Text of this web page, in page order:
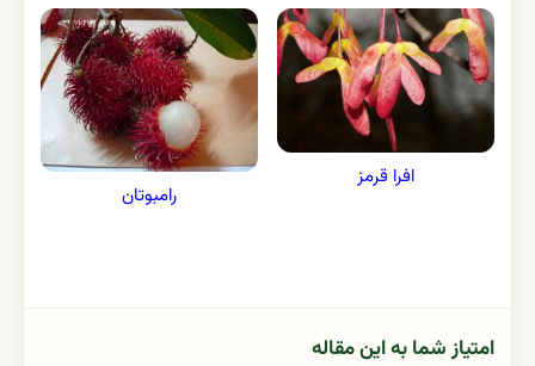
افرا قرمز
رامبوتان
امتیاز شما به این مقاله